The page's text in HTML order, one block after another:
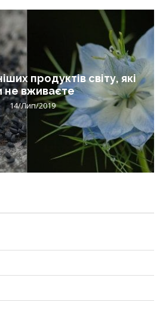
продуктів світу, які
не вживаєте
14/Лип/2019